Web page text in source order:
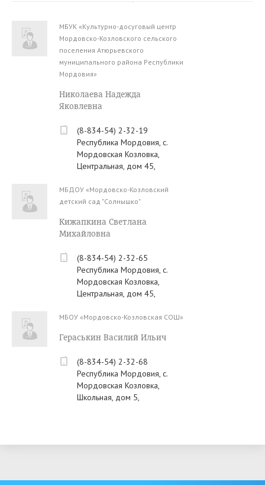
МБУК «Культурно-досуговый центр
Мордовско-Козловского сельского
поселения Атюрьевского
муниципального района Республики
Мордовия»
Николаева Надежда
Яковлевна
(8-834-54) 2-32-19
Республика Мордовия, с.
Мордовская Козловка,
Центральная, дом 45,
МБДОУ «Мордовско-Козловский
детский сад "Солнышко"
Кижапкина Светлана
Михайловна
(8-834-54) 2-32-65
Республика Мордовия, с.
Мордовская Козловка,
Центральная, дом 45,
МБОУ «Мордовско-Козловская СОШ»
Гераськин Василий Ильич
(8-834-54) 2-32-68
Республика Мордовия, с.
Мордовская Козловка,
Школьная, дом 5,